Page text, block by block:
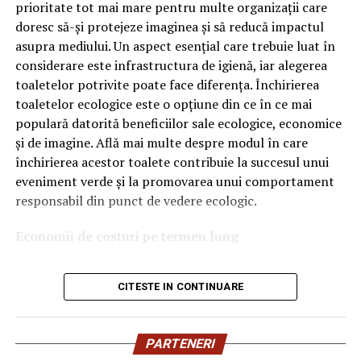
OEM.
Ce înseamnă Ravenol VMP?
DenumireaVMPidentifică o gamă de uleiuri dezvoltate
pentru motoare moderne care necesită performanțe
ridicate și compatibilitate cu numeroase specificații ale
constructorilor auto.
Acest produs este destinat în special motoarelor
moderne pe benzină și diesel, inclusiv celor echipate cu:
catalizatoare moderne;
sisteme Start-Stop.
Una dintre cele mai importante caracteristici ale acestui
prioritate tot mai mare pentru multe organizații care
doresc să-și protejeze imaginea și să reducă impactul
asupra mediului. Un aspect esențial care trebuie luat în
considerare este infrastructura de igienă, iar alegerea
toaletelor potrivite poate face diferența. Închirierea
toaletelor ecologice este o opțiune din ce în ce mai
populară datorită beneficiilor sale ecologice, economice
și de imagine. Află mai multe despre modul în care
închirierea acestor toalete contribuie la succesul unui
eveniment verde și la promovarea unui comportament
responsabil din punct de vedere ecologic.
Economii de costuri pe termen lung
Unul dintre cele mai mari avantaje ale activității
închiriere toalete ecologiceeste economia de costuri.
termen lung, aceasta este o opțiune mai rentabilă decât
construirea unei infrastructuri permanente de toalete.
CITESTE IN CONTINUARE
PARTENERI